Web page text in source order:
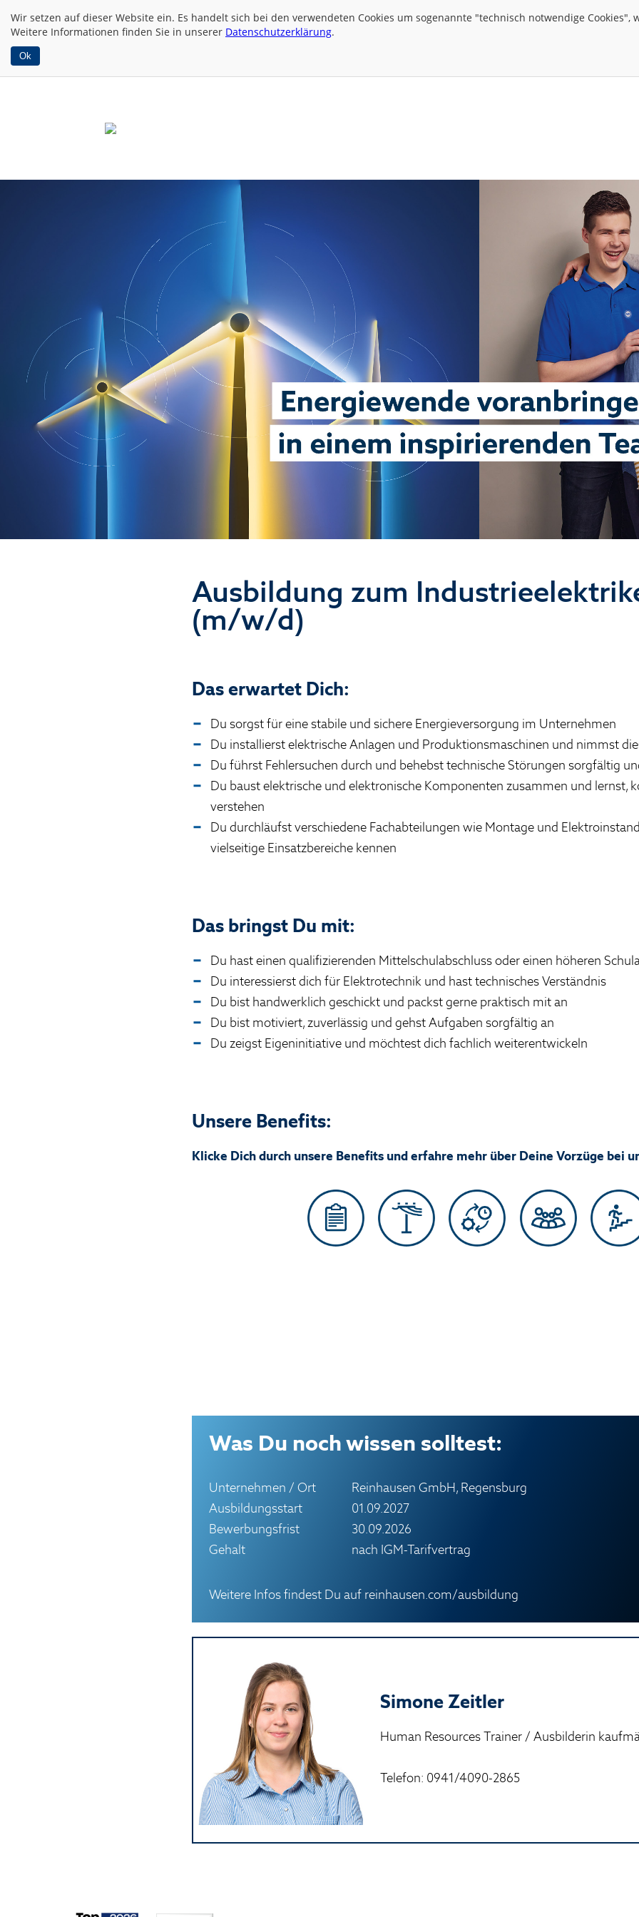
Wir setzen auf dieser Website ein. Es handelt sich bei den verwendeten Cookies um sogenannte "technisch notwendige
Weitere Informationen finden Sie in unserer Datenschutzerklärung.
Ok
Ausbildung zum
(m/w/d)
Das erwartet Dich:
Du sorgst für eine stabile und sichere Energieversorgung im Unternehmen
Du installierst elektrische Anlagen und Produktionsmaschinen und nimmst
Du führst Fehlersuchen durch und behebst technische Störungen sorgfältig
Du baust elektrische und elektronische Komponenten zusammen und lernst,
verstehen
Du durchläufst verschiedene Fachabteilungen wie Montage und
vielseitige Einsatzbereiche kennen
Das bringst Du mit:
Du hast einen qualifizierenden Mittelschulabschluss oder einen höheren
Du interessierst dich für Elektrotechnik und hast technisches Verständnis
Du bist handwerklich geschickt und packst gerne praktisch mit an
Du bist motiviert, zuverlässig und gehst Aufgaben sorgfältig an
Du zeigst Eigeninitiative und möchtest dich fachlich weiterentwickeln
Unsere Benefits:
Klicke Dich durch unsere Benefits und erfahre mehr über Deine Vorzüge bei
Was Du noch wissen solltest:
Unternehmen / Ort
Reinhausen GmbH, Regensburg
Ausbildungsstart
01.09.2027
Bewerbungsfrist
30.09.2026
Gehalt
nach IGM-Tarifvertrag
Weitere Infos findest Du auf reinhausen.com/ausbildung
Simone Zeitler
Human Resources Trainer / Ausbilderin
Telefon: 0941/4090-2865